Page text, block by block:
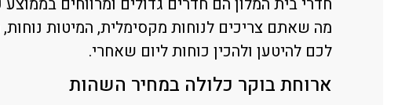
מה שאתם צריכים לנוחות מקסימלית, המיטות
לכם להיטען ולהכין כוחות ליום שאחרי.
ארוחת בוקר כלולה במחיר השהות